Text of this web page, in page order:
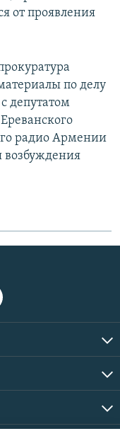
от проявления
по делу
депутатом
радио Армении
возбуждения